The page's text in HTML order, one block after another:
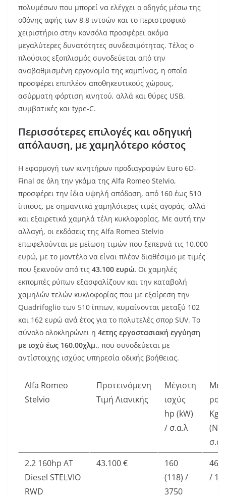
πολυμέσων που μπορεί να ελέγχει ο οδηγός μέσω της
οθόνης αφής των 8,8 ιντσών και το περιστροφικό
χειριστήριο στην κονσόλα προσφέρει ακόμα
μεγαλύτερες δυνατότητες συνδεσιμότητας. Τέλος ο
πλούσιος εξοπλισμός συνοδεύεται από την
αναβαθμισμένη εργονομία της καμπίνας, η οποία
προσφέρει επιπλέον αποθηκευτικούς χώρους,
ασύρματη φόρτιση κινητού, αλλά και θύρες USB,
συμβατικές και type-C.
Περισσότερες επιλογές και οδηγική
απόλαυση, με χαμηλότερο κόστος
Η εφαρμογή των κινητήρων προδιαγραφών Euro 6D-
Final σε όλη την γκάμα της Alfa Romeo Stelvio,
προσφέρει την ίδια υψηλή απόδοση, από 160 έως 510
ίππους, με σημαντικά χαμηλότερες τιμές αγοράς, αλλά
και εξαιρετικά χαμηλά τέλη κυκλοφορίας. Με αυτή την
αλλαγή, οι εκδόσεις της Alfa Romeo Stelvio
επωφελούνται με μείωση τιμών που ξεπερνά τις 10.000
ευρώ, με το μοντέλο να είναι πλέον διαθέσιμο με τιμές
που ξεκινούν από τις 43.100 ευρώ. Οι χαμηλές
εκπομπές ρύπων εξασφαλίζουν και την καταβολή
χαμηλών τελών κυκλοφορίας που με εξαίρεση την
Quadrifoglio των 510 ίππων, κυμαίνονται μεταξύ 102
και 162 ευρώ ανά έτος για το πολυτελές σπορ SUV. Το
σύνολο ολοκληρώνει η 4ετης εργοστασιακή εγγύηση
με ισχύ έως 160.00χλμ., που συνοδεύεται με
αντίστοιχης ισχύος υπηρεσία οδικής βοήθειας.
Alfa Romeo
Stelvio
Προτεινόμενη
Τιμή Λιανικής
Μέγιστη
ισχύς
hp (kW)
/ σ.α.λ
Kgm
2.2 160hp AT
Diesel STELVIO
RWD
43.100 €
160
(118) /
3750
46
/